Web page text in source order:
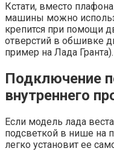
Кстати, вместо
машины можно
крепится при помощи
отверстий в обшивке
пример на Лада Гранта).
Подключение
внутреннего
Если модель лада
подсветкой в нише на
легко установит ее